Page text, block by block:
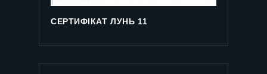
СЕРТИФІКАТ ЛУНЬ 11